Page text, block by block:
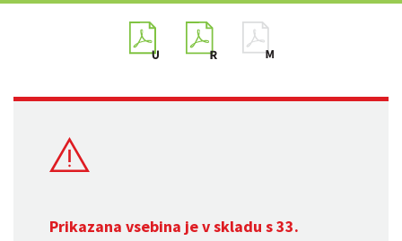
Prikazana vsebina je v skladu s 33.